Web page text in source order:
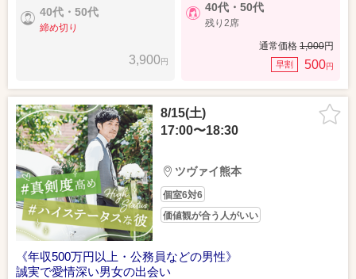
40代・50代
締め切り
3,900円
40代・50代
残り2席
通常価格 1,000円
早割 500円
8/15(土)
17:00〜18:30
ツヴァイ熊本
個室6対6
価値観が合う人がいい
《年収500万円以上・公務員などの男性》
誠実で愛情深い男女の出会い